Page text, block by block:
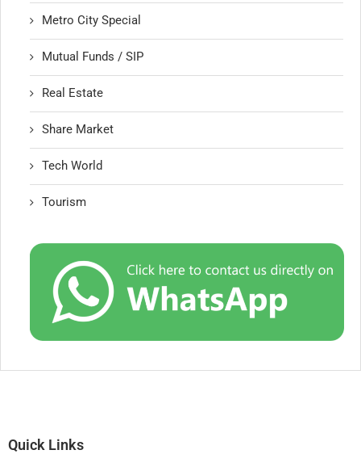
Metro City Special
Mutual Funds / SIP
Real Estate
Share Market
Tech World
Tourism
Quick Links